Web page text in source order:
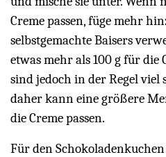
Creme passen, füge mehr
selbstgemachte Baisers
etwas mehr als 100 g für die
sind jedoch in der Regel viel
daher kann eine größere
die Creme passen.
Für den